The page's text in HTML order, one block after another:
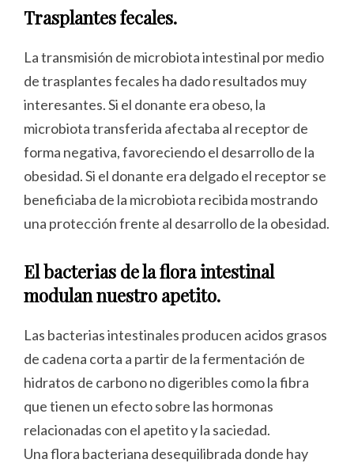
Trasplantes fecales.
La transmisión de microbiota intestinal por medio
de trasplantes fecales ha dado resultados muy
interesantes. Si el donante era obeso, la
microbiota transferida afectaba al receptor de
forma negativa, favoreciendo el desarrollo de la
obesidad. Si el donante era delgado el receptor se
beneficiaba de la microbiota recibida mostrando
una protección frente al desarrollo de la obesidad.
El bacterias de la flora intestinal
modulan nuestro apetito.
Las bacterias intestinales producen acidos grasos
de cadena corta a partir de la fermentación de
hidratos de carbono no digeribles como la fibra
que tienen un efecto sobre las hormonas
relacionadas con el apetito y la saciedad.
Una flora bacteriana desequilibrada donde hay